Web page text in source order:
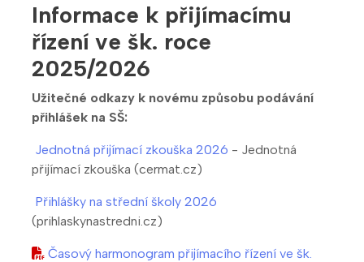
Informace k přijímacímu
řízení ve šk. roce
2025/2026
Užitečné odkazy k novému způsobu podávání
přihlášek na SŠ:
Jednotná přijímací zkouška 2026 - Jednotná
přijímací zkouška (cermat.cz)
Přihlášky na střední školy 2026
(prihlaskynastredni.cz)
Časový harmonogram přijímacího řízení ve šk.